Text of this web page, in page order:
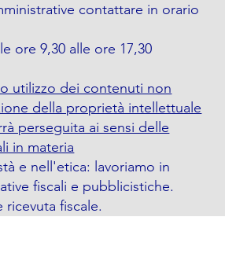
contattare in orario
ore 9,30 alle ore 17,30
utilizzo dei contenuti non
della proprietà intellettuale
perseguita ai sensi delle
in materia
e nell'etica: lavoriamo in
fiscali e pubblicistiche.
ricevuta fiscale.